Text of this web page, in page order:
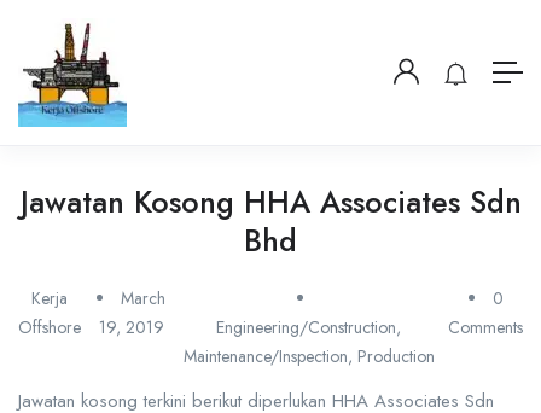
Jawatan Kosong HHA Associates Sdn
Bhd
Kerja
Offshore
March
19, 2019
Engineering/Construction,
Maintenance/Inspection, Production
0
Comments
Jawatan kosong terkini berikut diperlukan HHA Associates Sdn